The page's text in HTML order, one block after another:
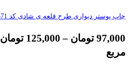
چاپ پوستر دیواری طرح قلعه ی شادی کد 2671
97,000 تومان –
125,000 تومان
مربع